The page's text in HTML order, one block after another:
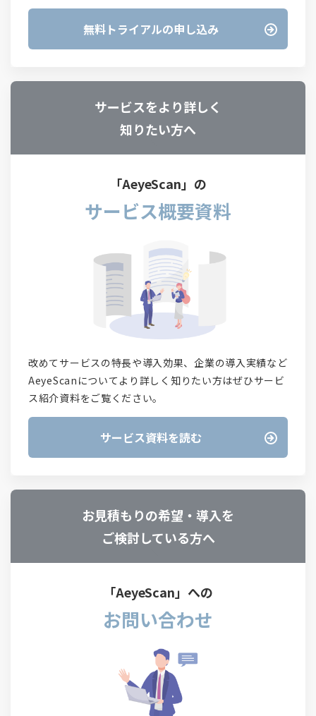
無料トライアルの申し込み
サービスをより詳しく
知りたい方へ
「AeyeScan」の
サービス概要資料
改めてサービスの特長や導入効果、企業の導入実績など
AeyeScanについてより詳しく知りたい方はぜひサービ
ス紹介資料をご覧ください。
サービス資料を読む
お見積もりの希望・導入を
ご検討している方へ
「AeyeScan」への
お問い合わせ